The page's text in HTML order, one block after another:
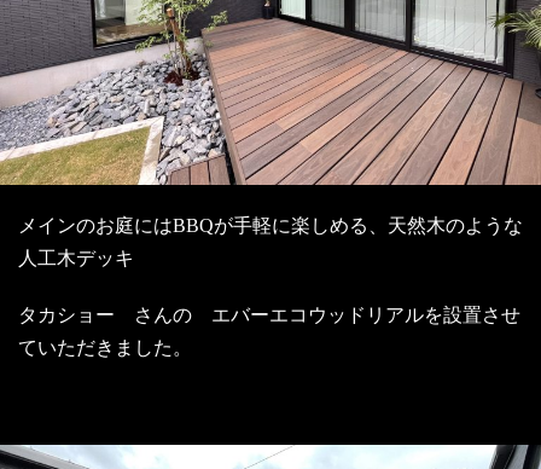
メインのお庭にはBBQが手軽に楽しめる、天然木のような
人工木デッキ
タカショー さんの エバーエコウッドリアルを設置させ
ていただきました。